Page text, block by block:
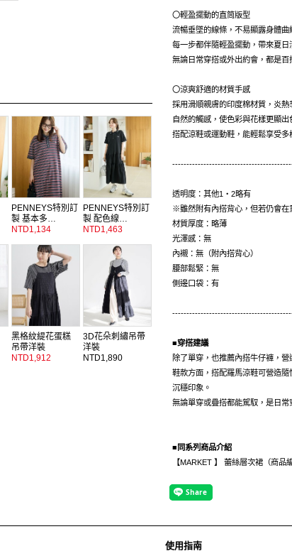
PENNEYS特別訂
製 基本多…
NTD1,134
PENNEYS特別訂
製 配色線…
NTD1,463
黑格紋緹花蛋糕
吊帶洋裝
NTD1,912
3D花朵刺繡吊帶
洋裝
NTD1,890
〇輕盈擺動的直筒版型
流暢垂墜的線條，不易顯露身體曲
每一步都伴隨輕盈擺動，帶來夏日
無論日常穿搭或外出約會，都是百
〇涼爽舒適的材質手感
採用滑順親膚的印度棉材質，炎熱
自然的觸感，使色彩與花樣更顯
搭配涼鞋或運動鞋，能輕鬆享受多
透明度：其他1・2略有
※雖然附有內搭背心，但若仍會在
材質厚度：略薄
光澤感：無
內襯：無（附內搭背心）
腰部鬆緊：無
側邊口袋：有
■穿搭建議
除了單穿，也推薦內搭牛仔褲，
鞋款方面，搭配羅馬涼鞋可營造
沉穩印象。
無論單穿或疊搭都能駕馭，是日常
■同系列商品介紹
【MARKET 】 蕾絲層次裙（商品
使用指南